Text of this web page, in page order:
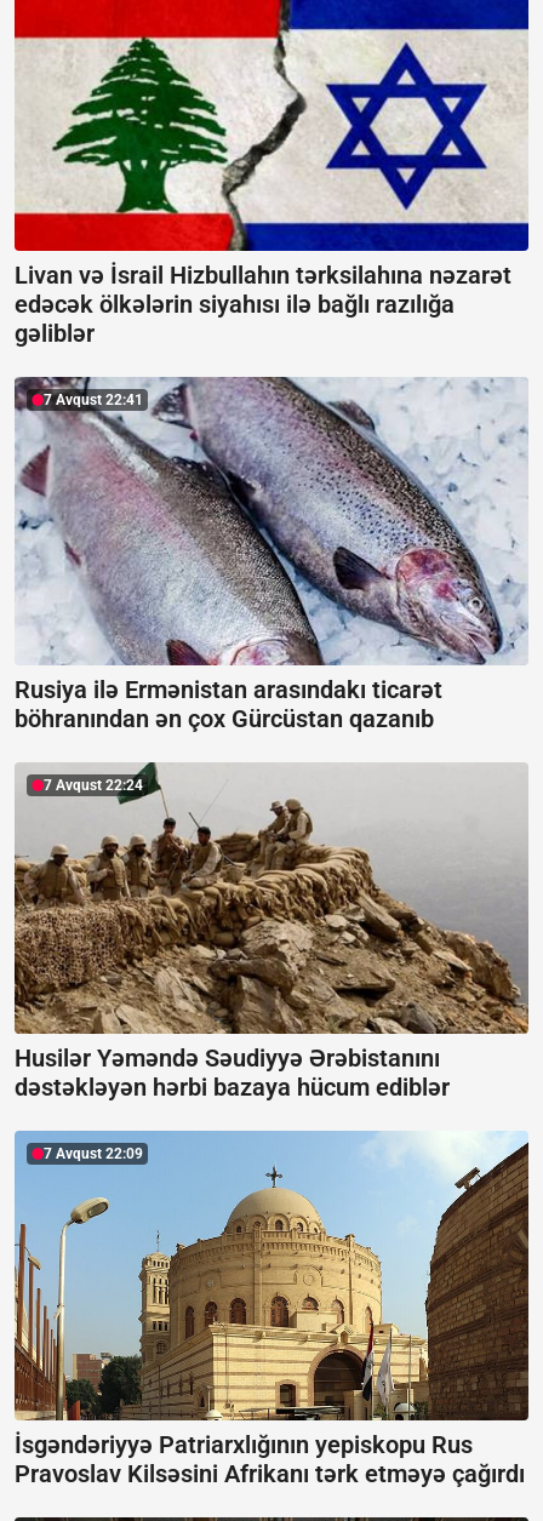
Livan və İsrail Hizbullahın tərksilahına nəzarət
edəcək ölkələrin siyahısı ilə bağlı razılığa
gəliblər
7 Avqust 22:41
Rusiya ilə Ermənistan arasındakı ticarət
böhranından ən çox Gürcüstan qazanıb
7 Avqust 22:24
Husilər Yəməndə Səudiyyə Ərəbistanını
dəstəkləyən hərbi bazaya hücum ediblər
7 Avqust 22:09
İsgəndəriyyə Patriarxlığının yepiskopu Rus
Pravoslav Kilsəsini Afrikanı tərk etməyə çağırdı